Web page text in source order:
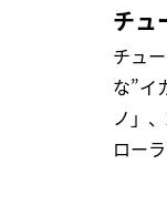
チュ
チュ
な”イ
ノ」
ロー